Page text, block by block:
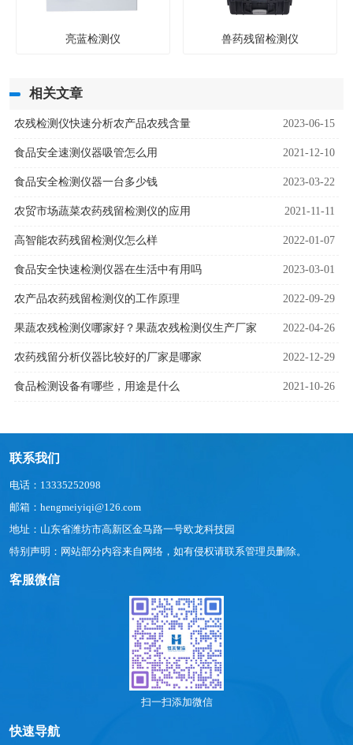
亮蓝检测仪 兽药残留检测仪
相关文章
农残检测仪快速分析农产品农残含量 2023-06-15
食品安全速测仪器吸管怎么用 2021-12-10
食品安全检测仪器一台多少钱 2023-03-22
农贸市场蔬菜农药残留检测仪的应用 2021-11-11
高智能农药残留检测仪怎么样 2022-01-07
食品安全快速检测仪器在生活中有用吗 2023-03-01
农产品农药残留检测仪的工作原理 2022-09-29
果蔬农残检测仪哪家好？果蔬农残检测仪生产厂家 2022-04-26
农药残留分析仪器比较好的厂家是哪家 2022-12-29
食品检测设备有哪些，用途是什么 2021-10-26
联系我们
电话：13335252098
邮箱：hengmeiyiqi@126.com
地址：山东省潍坊市高新区金马路一号欧龙科技园
特别声明：网站部分内容来自网络，如有侵权请联系管理员删除。
客服微信
扫一扫添加微信
快速导航